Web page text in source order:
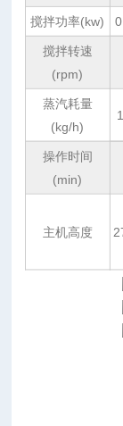
搅拌功率(kw)
搅拌转速
(rpm)
蒸汽耗量
(kg/h)
操作时间
(min)
主机高度